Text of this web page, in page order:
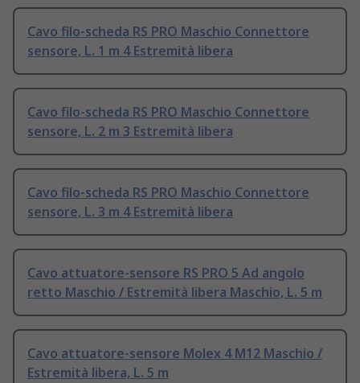
Cavo filo-scheda RS PRO Maschio Connettore
sensore, L. 1 m 4 Estremità libera
Cavo filo-scheda RS PRO Maschio Connettore
sensore, L. 2 m 3 Estremità libera
Cavo filo-scheda RS PRO Maschio Connettore
sensore, L. 3 m 4 Estremità libera
Cavo attuatore-sensore RS PRO 5 Ad angolo
retto Maschio / Estremità libera Maschio, L. 5 m
Cavo attuatore-sensore Molex 4 M12 Maschio /
Estremità libera, L. 5 m